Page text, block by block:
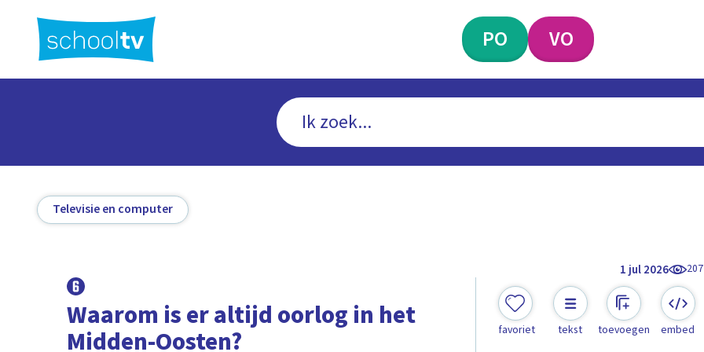
hoofdinhoud
PO VO
Televisie en computer
1 jul 2026 207
Waarom is er altijd oorlog in het
Midden-Oosten? favoriet tekst toevoegen embed